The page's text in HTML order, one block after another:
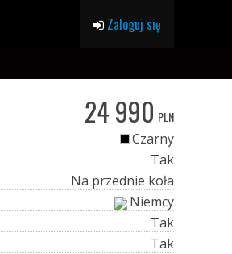
Zaloguj się
24 990 PLN
Czarny
Tak
Na przednie koła
Niemcy
Tak
Tak